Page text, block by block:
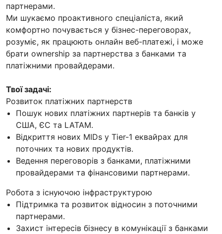
партнерами.
Ми шукаємо проактивного спеціаліста, який
комфортно почувається у бізнес-переговорах,
розуміє, як працюють онлайн веб-платежі, і може
брати ownership за партнерства з банками та
платіжними провайдерами.
​​Твої задачі:
Розвиток платіжних партнерств
Пошук нових платіжних партнерів та банків у
США, ЄС та LATAM.
Відкриття нових MIDs у Tier-1 еквайрах для
поточних та нових продуктів.
Ведення переговорів з банками, платіжними
провайдерами та фінансовими партнерами.
Робота з існуючою інфраструктурою
Підтримка та розвиток відносин з поточними
партнерами.
Захист інтересів бізнесу в комунікації з банками